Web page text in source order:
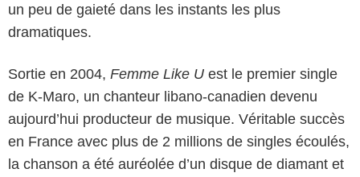
un peu de gaieté dans les instants les plus
dramatiques.
Sortie en 2004, Femme Like U est le premier single
de K-Maro, un chanteur libano-canadien devenu
aujourd’hui producteur de musique. Véritable succès
en France avec plus de 2 millions de singles écoulés,
la chanson a été auréolée d’un disque de diamant et